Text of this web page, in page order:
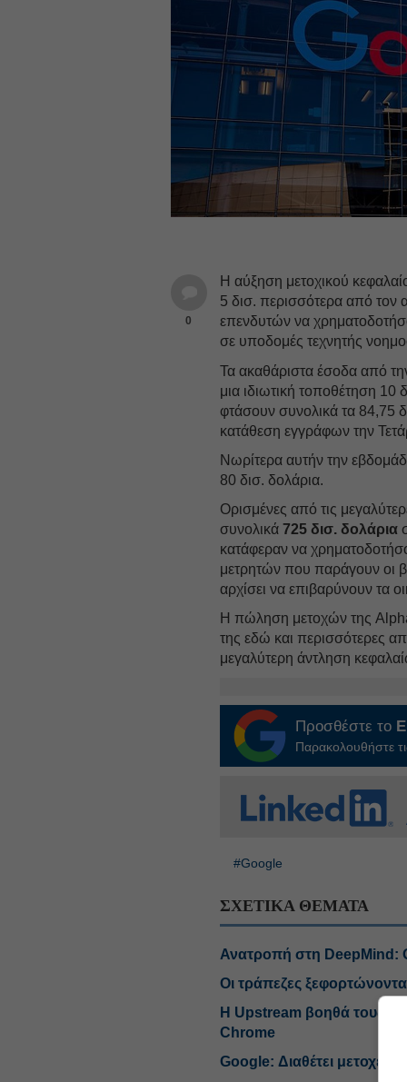
0
Η αύξηση μετοχικού
5 δισ. περισσότερα από τον
επενδυτών να
σε υποδομές τεχνητής
Τα ακαθάριστα έσοδα από
μια ιδιωτική τοποθέτηση
φτάσουν συνολικά τα 84,75
κατάθεση εγγράφων την
Νωρίτερα αυτήν την
80 δισ. δολάρια.
Ορισμένες από τις
συνολικά725 δισ. δολάρια
κατάφεραν να
μετρητών που παράγουν οι
αρχίσει να επιβαρύνουν τα
Η πώληση μετοχών της
της εδώ και περισσότερες
μεγαλύτερη άντληση
Προσθέστε το
Παρακολουθήστε
#Google
ΣΧΕΤΙΚΑ ΘΕΜΑΤΑ
Ανατροπή στη DeepMind:
Οι τράπεζες
Η Upstream βοηθά τους
Chrome
Google: Διαθέτει μετοχές